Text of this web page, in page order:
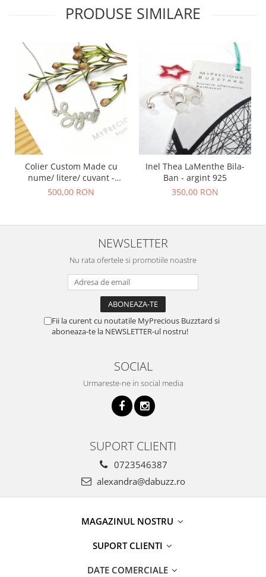
PRODUSE SIMILARE
Colier Custom Made cu
nume/ litere/ cuvant -
argint 925
500,00 RON
Inel Thea LaMenthe Bila-
Ban - argint 925
350,00 RON
NEWSLETTER
Nu rata ofertele si promotiile noastre
Fii la curent cu noutatile MyPrecious Buzztard si
aboneaza-te la NEWSLETTER-ul nostru!
SOCIAL
Urmareste-ne in social media
SUPORT CLIENTI
0723546387
alexandra@dabuzz.ro
MAGAZINUL NOSTRU
SUPORT CLIENTI
DATE COMERCIALE